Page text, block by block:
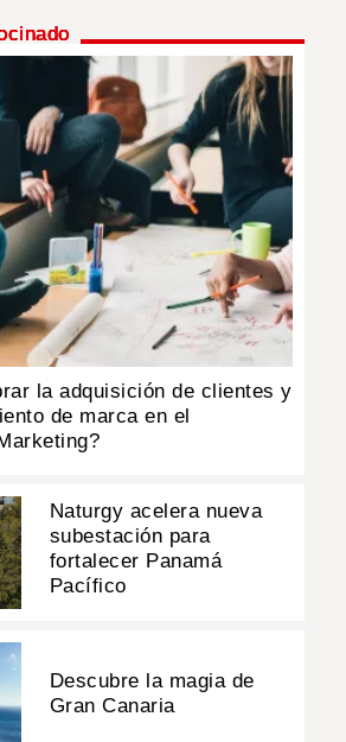
la adquisición de clientes y
de marca en el
Naturgy acelera nueva
subestación para
fortalecer Panamá
Pacífico
Descubre la magia de
Gran Canaria